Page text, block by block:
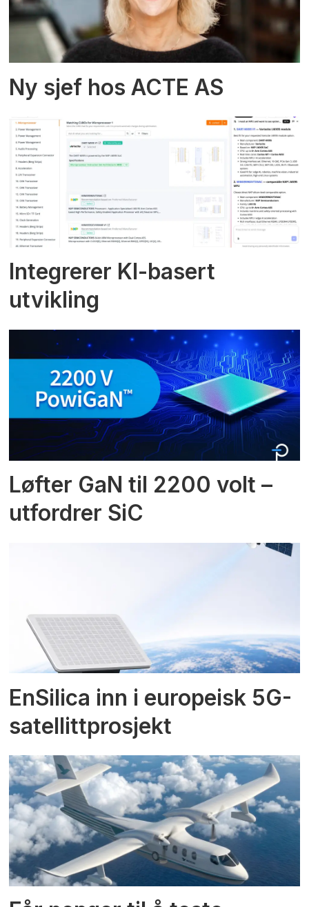
Ny sjef hos ACTE AS
Integrerer KI-basert
utvikling
Løfter GaN til 2200 volt –
utfordrer SiC
EnSilica inn i europeisk 5G-
satellittprosjekt